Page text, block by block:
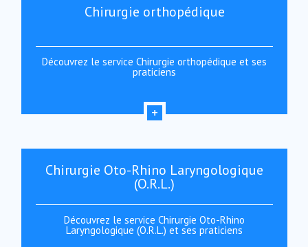
Chirurgie orthopédique
Découvrez le service Chirurgie orthopédique et ses
praticiens
Chirurgie Oto-Rhino Laryngologique
(O.R.L.)
Découvrez le service Chirurgie Oto-Rhino
Laryngologique (O.R.L.) et ses praticiens